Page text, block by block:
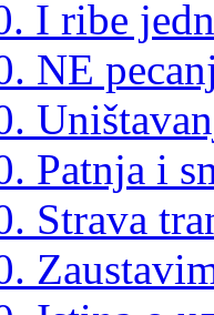
I ribe
NE
Patnja i
Strava